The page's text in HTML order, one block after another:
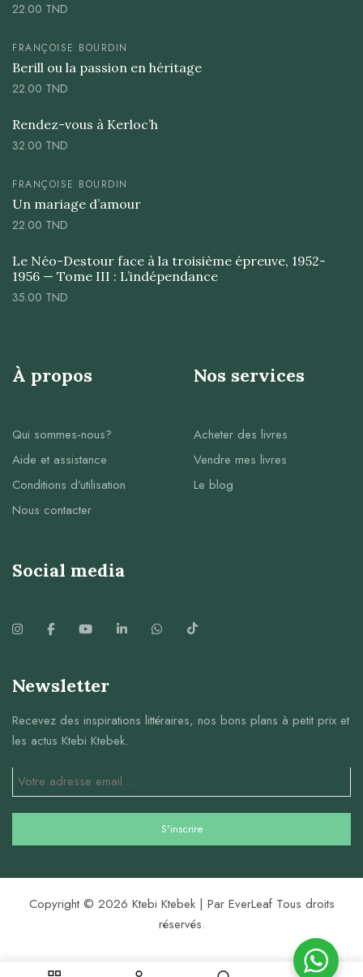
0
22.00 TND
FRANÇOISE BOURDIN
Berill ou la passion en héritage
22.00 TND
Rendez-vous à Kerloc’h
32.00 TND
FRANÇOISE BOURDIN
Un mariage d’amour
22.00 TND
Le Néo-Destour face à la troisième épreuve, 1952-
1956 — Tome III : L’indépendance
35.00 TND
À propos
Qui sommes-nous?
Aide et assistance
Conditions d’utilisation
Nous contacter
Nos services
Acheter des livres
Vendre mes livres
Le blog
Social media
Newsletter
Recevez des inspirations littéraires, nos bons plans à petit prix et
les actus Ktebi Ktebek.
Copyright © 2026 Ktebi Ktebek | Par EverLeaf Tous droits
réservés.